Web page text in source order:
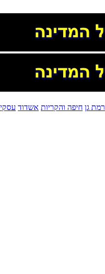
רמת גן חיפה והקריות אשדוד